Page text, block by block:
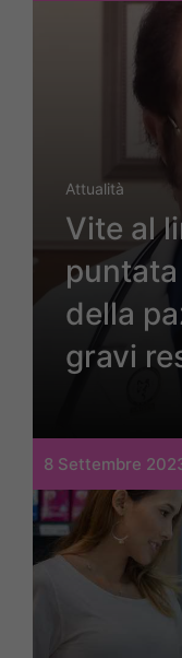
Attualità
Vite al
della
gravi
8 Settembre